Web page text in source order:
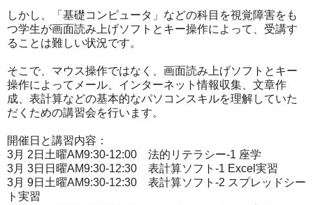
しかし、「基礎コンピュータ」などの科目を視覚障害をも
つ学生が画面読み上げソフトとキー操作によって、受講す
ることは難しい状況です。
そこで、マウス操作ではなく、画面読み上げソフトとキー
操作によ ってメール、イ ンターネット情報収集、文章作
成、表計算などの基本的なパソコンスキルを理解していた
だくための講習会を行います。
開催日と講習内容：
3月 2日土曜AM9:30-12:00 法的リテラシー-1 座学
3月 3日日曜AM9:30-12:30 表計算ソフト-1 Excel実習
3月 9日土曜AM9:30-12:30 表計算ソフト-2 スプレッドシー
ト実習